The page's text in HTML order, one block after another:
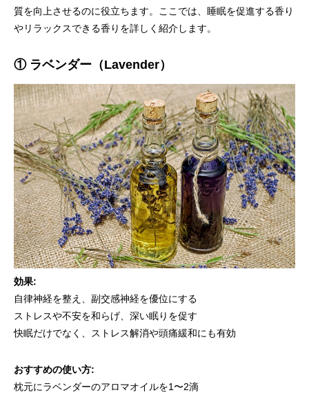
質を向上させるのに役立ちます。ここでは、睡眠を促進する香り
やリラックスできる香りを詳しく紹介します。
① ラベンダー（Lavender）
効果:
自律神経を整え、副交感神経を優位にする
ストレスや不安を和らげ、深い眠りを促す
快眠だけでなく、ストレス解消や頭痛緩和にも有効
おすすめの使い方:
枕元にラベンダーのアロマオイルを1〜2滴